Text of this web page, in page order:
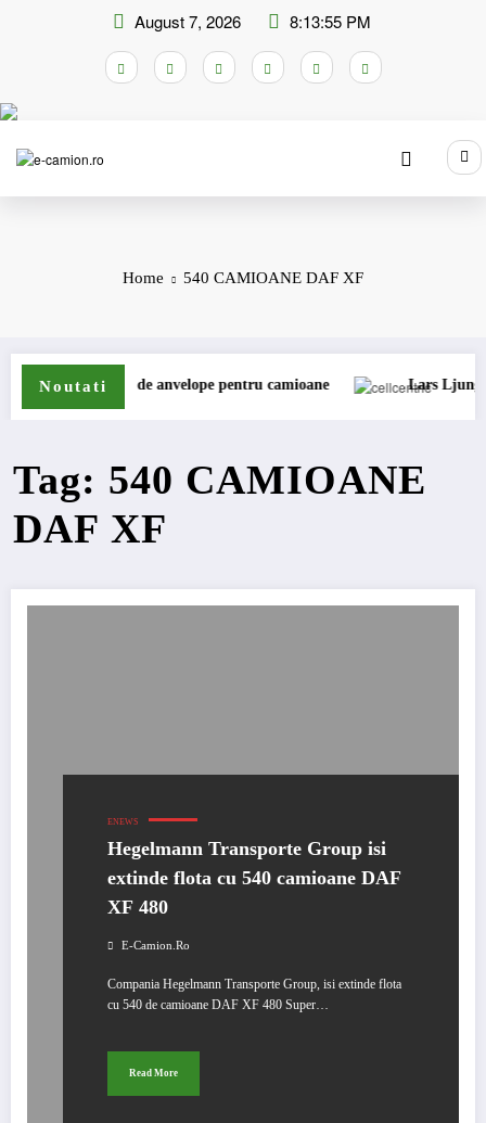
August 7, 2026 8:13:56 PM
Home 540 CAMIOANE DAF XF
Noutati
gama de anvelope pentru camioane Lars Ljungström
Tag: 540 CAMIOANE
DAF XF
ENEWS
Hegelmann Transporte Group isi
extinde flota cu 540 camioane DAF
XF 480
E-Camion.ro
Compania Hegelmann Transporte Group, isi extinde flota
cu 540 de camioane DAF XF 480 Super…
Read More